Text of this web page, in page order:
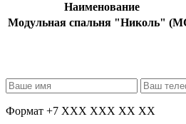
Наименование
Модульная спальня "Николь"
Формат +7 XXX XXX XX XX